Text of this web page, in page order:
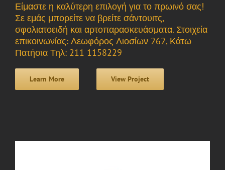
Είμαστε η καλύτερη επιλογή για το πρωινό σας!
Σε εμάς μπορείτε να βρείτε σάντουιτς,
σφολιατοειδή και αρτοπαρασκευάσματα. Στοιχεία
επικοινωνίας: Λεωφόρος Λιοσίων 262, Κάτω
Πατήσια Τηλ: 211 1158229
Learn More View Project